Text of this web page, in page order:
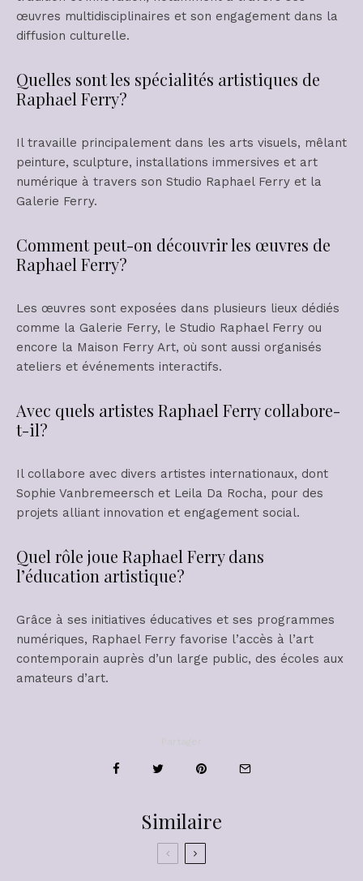
œuvres multidisciplinaires et son engagement dans la
diffusion culturelle.
Quelles sont les spécialités artistiques de
Raphael Ferry?
Il travaille principalement dans les arts visuels, mêlant
peinture, sculpture, installations immersives et art
numérique à travers son Studio Raphael Ferry et la
Galerie Ferry.
Comment peut-on découvrir les œuvres de
Raphael Ferry?
Les œuvres sont exposées dans plusieurs lieux dédiés
comme la Galerie Ferry, le Studio Raphael Ferry ou
encore la Maison Ferry Art, où sont aussi organisés
ateliers et événements interactifs.
Avec quels artistes Raphael Ferry collabore-
t-il?
Il collabore avec divers artistes internationaux, dont
Sophie Vanbremeersch et Leila Da Rocha, pour des
projets alliant innovation et engagement social.
Quel rôle joue Raphael Ferry dans
l’éducation artistique?
Grâce à ses initiatives éducatives et ses programmes
numériques, Raphael Ferry favorise l’accès à l’art
contemporain auprès d’un large public, des écoles aux
amateurs d’art.
Similaire